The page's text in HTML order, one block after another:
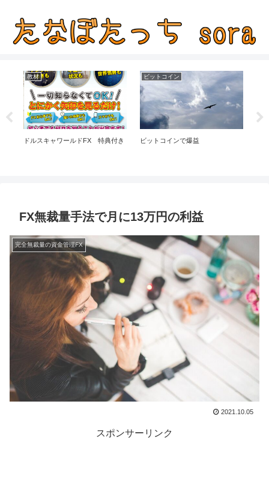
教材
ドルスキャワールドFX 特典付き
ビットコイン
ビットコインで爆益
FX無裁量手法で月に13万円の利益
完全無裁量の資金管理FX
2021.10.05
スポンサーリンク